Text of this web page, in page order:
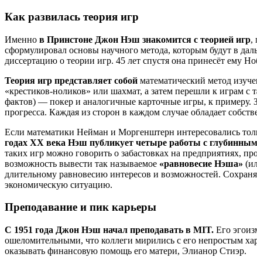
Как развилась теория игр
Именно в Принстоне Джон Нэш знакомится с теорией игр,
сформулировал основы научного метода, которым будут в
диссертацию о теории игр. 45 лет спустя она принесёт ему
Теория игр представляет собой математический метод
«крестиков-ноликов» или шахмат, а затем перешли к играм с
фактов) — покер и аналогичные карточные игры, к примеру.
прогресса. Каждая из сторон в каждом случае обладает
Если математики Нейман и Моргенштерн интересовались
годах ХХ века Нэш публикует четыре работы с
таких игр можно говорить о забастовках на предприятиях,
возможность вывести так называемое «равновесие Нэша»
длительному равновесию интересов и возможностей.
экономическую ситуацию.
Преподавание и пик карьеры
С 1951 года Джон Нэш начал преподавать в MIT. Его
ошеломительными, что коллеги мирились с его непростым
оказывать финансовую помощь его матери, Элианор Стиэр.